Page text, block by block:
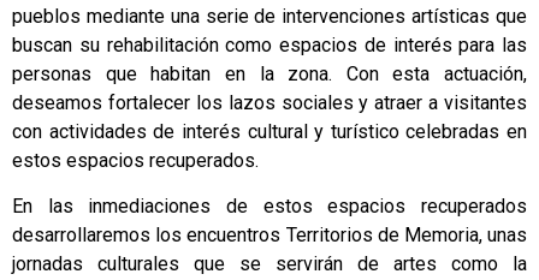
pueblos mediante una serie de intervenciones artísticas que
buscan su rehabilitación como espacios de interés para las
personas que habitan en la zona. Con esta actuación,
deseamos fortalecer los lazos sociales y atraer a visitantes
con actividades de interés cultural y turístico celebradas en
estos espacios recuperados.
En las inmediaciones de estos espacios recuperados
desarrollaremos los encuentros Territorios de Memoria, unas
jornadas culturales que se servirán de artes como la